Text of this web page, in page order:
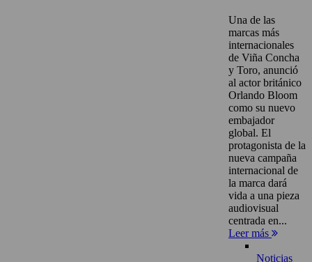
Una de las
marcas más
internacionales
de Viña Concha
y Toro, anunció
al actor británico
Orlando Bloom
como su nuevo
embajador
global. El
protagonista de la
nueva campaña
internacional de
la marca dará
vida a una pieza
audiovisual
centrada en...
Leer más
Noticias